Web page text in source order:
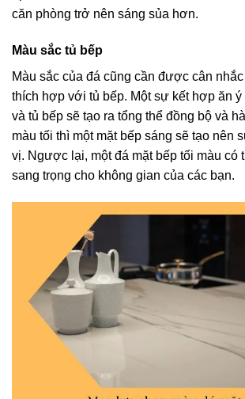
căn phòng trở nên sáng sủa hơn.
Màu sắc tủ bếp
Màu sắc của đá cũng cần được cân
thích hợp với tủ bếp. Một sự kết hợp ăn ý
và tủ bếp sẽ tạo ra tổng thể đồng bộ và
màu tối thì một mặt bếp sáng sẽ tạo nên
vị. Ngược lại, một đá mặt bếp tối màu có
sang trọng cho không gian của các bạn.